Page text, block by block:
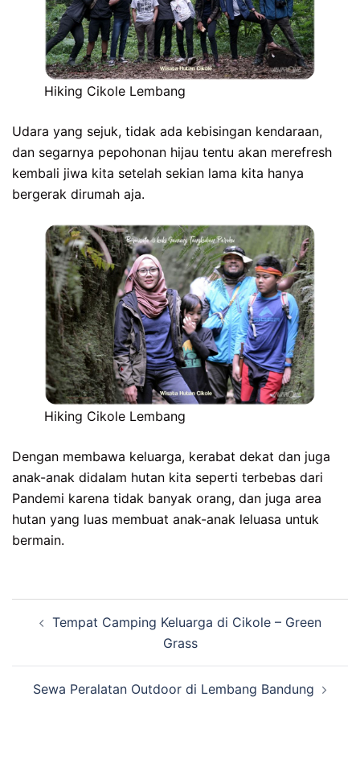
Hiking Cikole Lembang
Udara yang sejuk, tidak ada kebisingan kendaraan,
dan segarnya pepohonan hijau tentu akan merefresh
kembali jiwa kita setelah sekian lama kita hanya
bergerak dirumah aja.
Hiking Cikole Lembang
Dengan membawa keluarga, kerabat dekat dan juga
anak-anak didalam hutan kita seperti terbebas dari
Pandemi karena tidak banyak orang, dan juga area
hutan yang luas membuat anak-anak leluasa untuk
bermain.
TulisanTempat Camping Keluarga di Cikole – Green
Grass
Sewa Peralatan Outdoor di Lembang Bandung